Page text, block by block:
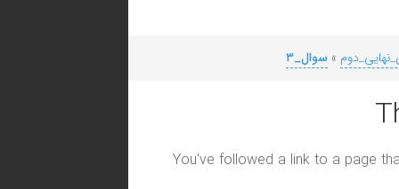
» سوال_۳
You've followed a link to a page